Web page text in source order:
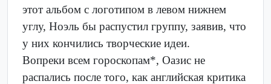
этот альбом с логотипом в левом нижнем
углу, Ноэль бы распустил группу, заявив, что
у них кончились творческие идеи.
Вопреки всем гороскопам*, Оазис не
распались после того, как английская критика